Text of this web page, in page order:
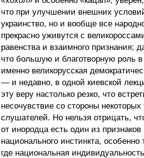
что при улучшении внешних
украинство, но и вообще все
прекрасно уживутся с
равенства и взаимного признания;
что большую и благотворную роль в
именно великорусская
— и недавно, в одной киевской
эту веру настолько резко, что
несочувствие со стороны некоторых
слушателей. Но нельзя отрицать,
от инородца есть один из признаков
национального инстинкта, особенно
где национальная